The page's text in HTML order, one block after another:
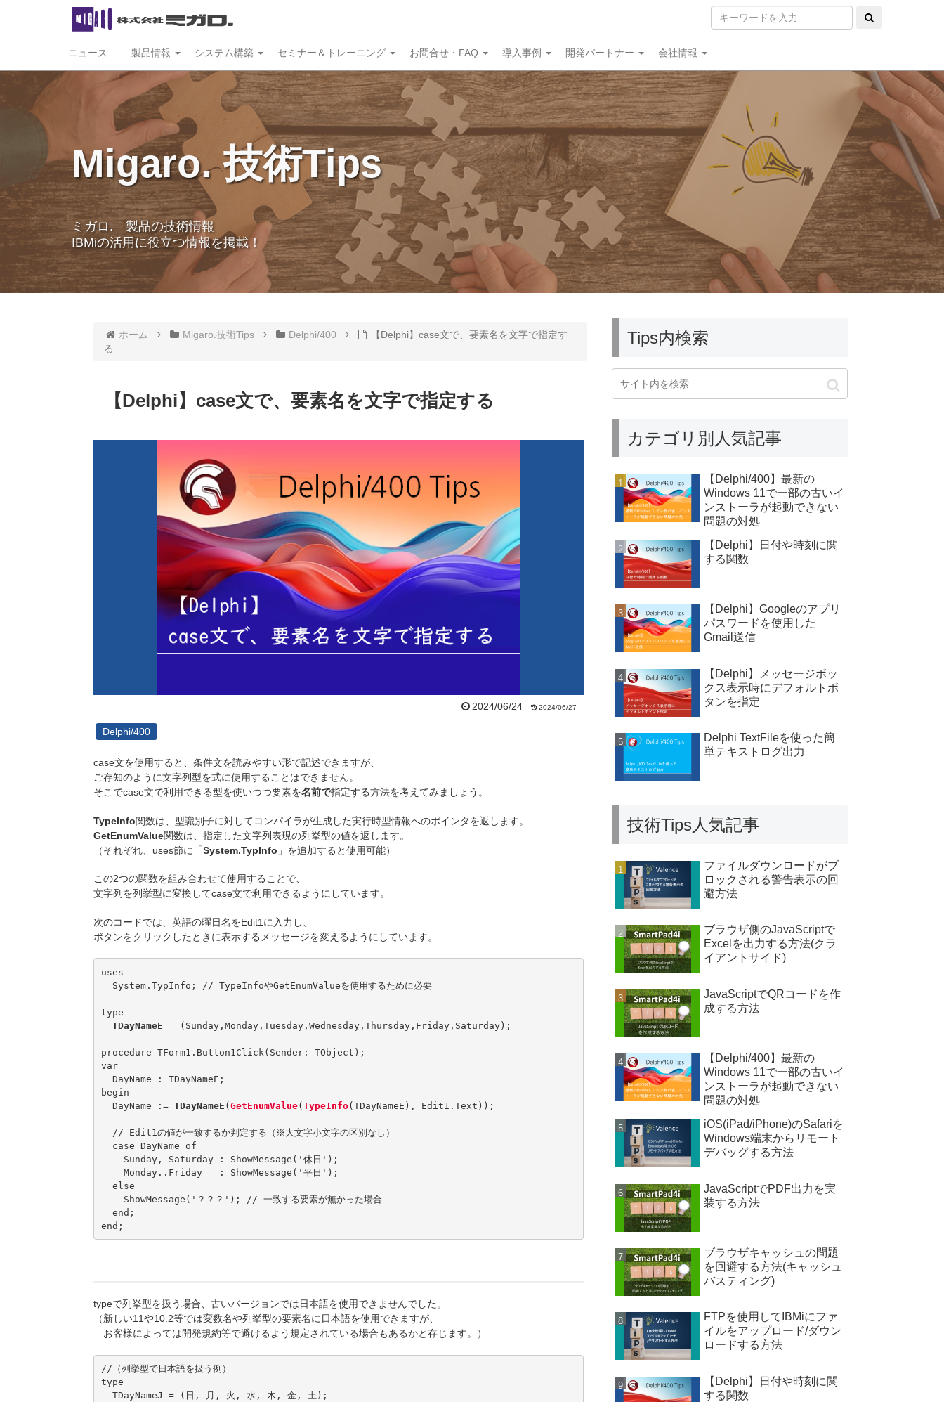
ニュース 製品情報 システム構築 セミナー＆トレーニング お問合せ・FAQ 導入事例 開発パートナー 会社情報
Migaro. 技術Tips
ミガロ. 製品の技術情報
IBMiの活用に役立つ情報を掲載！
ホーム Migaro.技術Tips Delphi/400
【Delphi】case文で、要素名を文字で指定す
る
【Delphi】case文で、要素名を文字で指定する
2024/06/24 2024/06/27
Delphi/400
case文を使用すると、条件文を読みやすい形で記述できますが、
ご存知のように文字列型を式に使用することはできません。
そこでcase文で利用できる型を使いつつ要素を名前で指定する方法を考えてみましょう。
TypeInfo関数は、型識別子に対してコンパイラが生成した実行時型情報へのポインタを返します。
GetEnumValue関数は、指定した文字列表現の列挙型の値を返します。
（それぞれ、uses節に「System.TypInfo 」を追加すると使用可能）
この2つの関数を組み合わせて使用することで、
文字列を列挙型に変換してcase文で利用できるようにしています。
次のコードでは、英語の曜日名をEdit1に入力し、
ボタンをクリックしたときに表示するメッセージを変えるようにしています。
uses
  System.TypInfo; // TypeInfoやGetEnumValueを使用するために必要
type
TDayNameE = (Sunday,Monday,Tuesday,Wednesday,Thursday,Friday,Saturday);
procedure TForm1.Button1Click(Sender: TObject);
var
  DayName : TDayNameE;
begin
  DayName :=
TDayNameE ( GetEnumValue( TypeInfo(TDayNameE), Edit1.Text));
  // Edit1の値が一致するか判定する（※大文字小文字の区別なし）
  case DayName of
    Sunday, Saturday : ShowMessage('休日');
    Monday..Friday   : ShowMessage('平日');
  else
    ShowMessage('？？？'); // 一致する要素が無かった場合
  end;
end;
typeで列挙型を扱う場合、古いバージョンでは日本語を使用できませんでした。
（新しい11や10.2等では変数名や列挙型の要素名に日本語を使用できますが、
お客様によっては開発規約等で避けるよう規定されている場合もあるかと存じます。）
//（列挙型で日本語を扱う例）
type
  TDayNameJ = (日, 月, 火, 水, 木, 金, 土);
Tips内検索
カテゴリ別人気記事
【Delphi/400】最新の
Windows 11で一部の古いイ
ンストーラが起動できない
問題の対処
【Delphi】日付や時刻に関
する関数
【Delphi】Googleのアプリ
パスワードを使用した
Gmail送信
【Delphi】メッセージボッ
クス表示時にデフォルトボ
タンを指定
Delphi TextFileを使った簡
単テキストログ出力
技術Tips人気記事
ファイルダウンロードがブ
ロックされる警告表示の回
避方法
ブラウザ側のJavaScriptで
Excelを出力する方法(クラ
イアントサイド)
JavaScriptでQRコードを作
成する方法
【Delphi/400】最新の
Windows 11で一部の古いイ
ンストーラが起動できない
問題の対処
iOS(iPad/iPhone)のSafariを
Windows端末からリモート
デバッグする方法
JavaScriptでPDF出力を実
装する方法
ブラウザキャッシュの問題
を回避する方法(キャッシュ
バスティング)
FTPを使用してIBMiにファ
イルをアップロード/ダウン
ロードする方法
【Delphi】日付や時刻に関
する関数